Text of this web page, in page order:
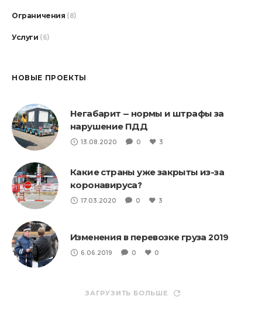
Ограничения (8)
Услуги (6)
НОВЫЕ ПРОЕКТЫ
Негабарит — нормы и штрафы за
нарушение ПДД
13.08.2020 0 3
Какие страны уже закрыты из-за
коронавируса?
17.03.2020 0 3
Изменения в перевозке груза 2019
6.06.2019 0 0
ЗАГРУЗИТЬ БОЛЬШЕ